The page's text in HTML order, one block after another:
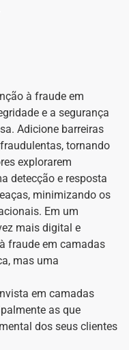
à fraude em
e a segurança
Adicione barreiras
tornando
explorarem
detecção e resposta
minimizando os
Em um
mais digital e
fraude em camadas
mas uma
em camadas
as que
dos seus clientes